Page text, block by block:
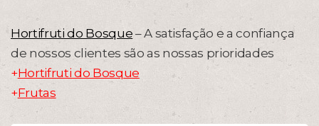
Hortifruti do Bosque – A satisfação e a confiança
de nossos clientes são as nossas prioridades
+Hortifruti do Bosque
+Frutas